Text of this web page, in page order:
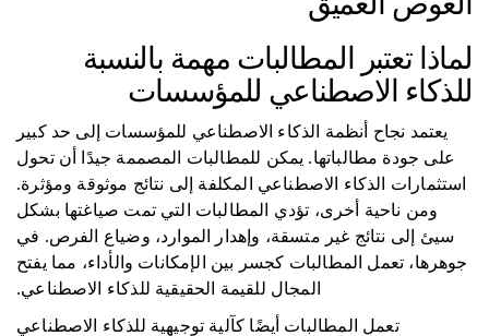
لماذا تعتبر المطالبات مهمة بالنسبة
للذكاء الاصطناعي للمؤسسات
يعتمد نجاح أنظمة الذكاء الاصطناعي للمؤسسات إلى حد كبير
على جودة مطالباتها. يمكن للمطالبات المصممة جيدًا أن تحول
استثمارات الذكاء الاصطناعي المكلفة إلى نتائج موثوقة ومؤثرة.
ومن ناحية أخرى، تؤدي المطالبات التي تمت صياغتها بشكل
سيئ إلى نتائج غير متسقة، وإهدار الموارد، وضياع الفرص. في
جوهرها، تعمل المطالبات كجسر بين الإمكانات والأداء، مما يفتح
المجال للقيمة الحقيقية للذكاء الاصطناعي.
تعمل المطالبات أيضًا كآلية توجيهية للذكاء الاصطناعي